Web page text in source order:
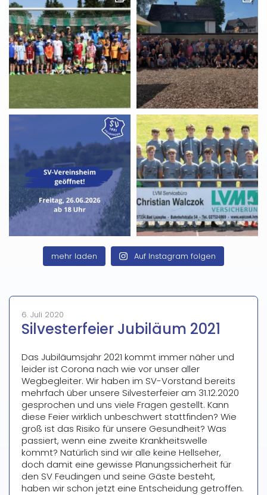
mehr laden Auf Instagram folgen
6. Juli 2020
Silvesterfeier Jubiläum 2021
Das Jubiläumsjahr 2021 kommt immer näher und
leider ist Corona nach wie vor unser aller
Wegbegleiter. Wir haben im SV-Vorstand bereits
mehrfach über unsere Silvesterfeier am 31.12.2020
gesprochen und uns viele Fragen gestellt. Kann
diese Feier wirklich unbeschwert stattfinden? Wie
groß ist das Risiko für unsere Gesundheit? Was
passiert, wenn eine zweite Krankheitswelle
kommt? Natürlich sind wir alle keine Hellseher,
doch damit eine gewisse Planungssicherheit für
den SV Feudingen und seine Gäste besteht,
haben wir schon jetzt eine Entscheidung getroffen.